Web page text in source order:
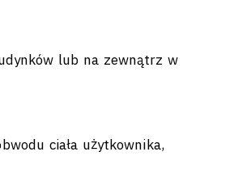
lub na zewnątrz w
ciała użytkownika,